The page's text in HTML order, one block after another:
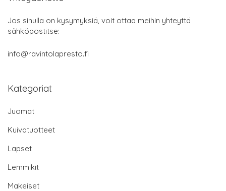
Jos sinulla on kysymyksiä, voit ottaa meihin yhteyttä
sähköpostitse:
info@ravintolapresto.fi
Kategoriat
Juomat
Kuivatuotteet
Lapset
Lemmikit
Makeiset